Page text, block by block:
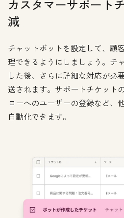
カスタマーサポート
減
チャットボットを設定して、顧
理できるようにしましょう。チ
した後、さらに詳細な対応が必
送されます。サポートチケット
ローへのユーザーの登録など、
自動化できます。